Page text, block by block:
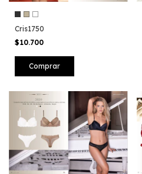
Cris1750
$10.700
Comprar